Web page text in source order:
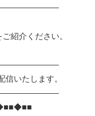
紹介ください。
信いたします。